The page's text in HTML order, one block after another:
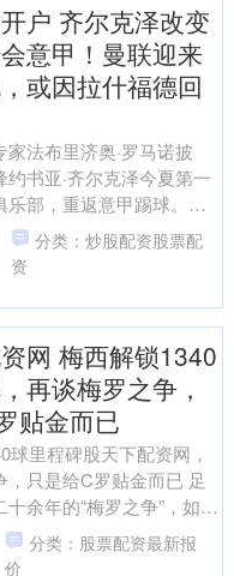
户 齐尔克泽改变
意甲！曼联迎来
或因拉什福德回
法布里济奥·罗马诺披
约书亚·齐尔克泽今夏第一
乐部，重返意甲踢球。此
的荷兰中锋一直坚持留在
争取打替....
分类：炒股配资股票配
资
网 梅西解锁1340
再谈梅罗之争，
贴金而已
球里程碑股天下配资网，
，只是给C罗贴金而已 足
余年的“梅罗之争”，如今
的情怀捆绑。39岁的梅
分类：股票配资最新报
价